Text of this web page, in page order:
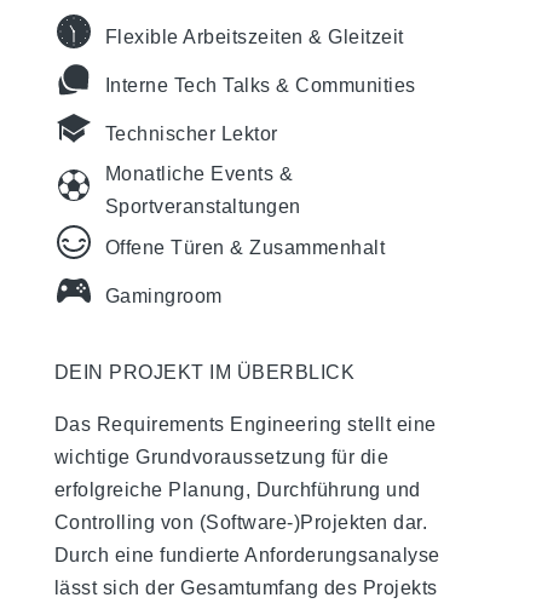
Flexible Arbeitszeiten & Gleitzeit
Interne Tech Talks & Communities
Technischer Lektor
Monatliche Events &
Sportveranstaltungen
Offene Türen & Zusammenhalt
Gamingroom
DEIN PROJEKT IM ÜBERBLICK
Das Requirements Engineering stellt eine
wichtige Grundvoraussetzung für die
erfolgreiche Planung, Durchführung und
Controlling von (Software-)Projekten dar.
Durch eine fundierte Anforderungsanalyse
lässt sich der Gesamtumfang des Projekts